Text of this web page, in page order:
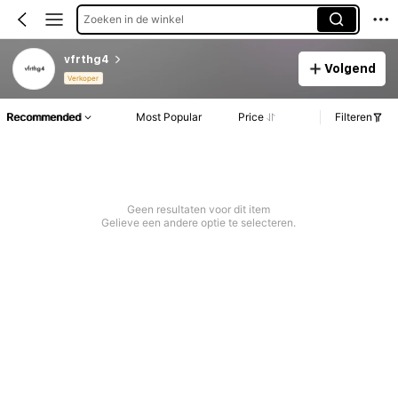
Zoeken in de winkel
vfrthg4
Verkoper
Volgend
Recommended Most Popular Price Filteren
Geen resultaten voor dit item
Gelieve een andere optie te selecteren.